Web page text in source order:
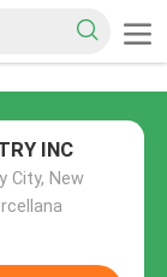
INC
City, New